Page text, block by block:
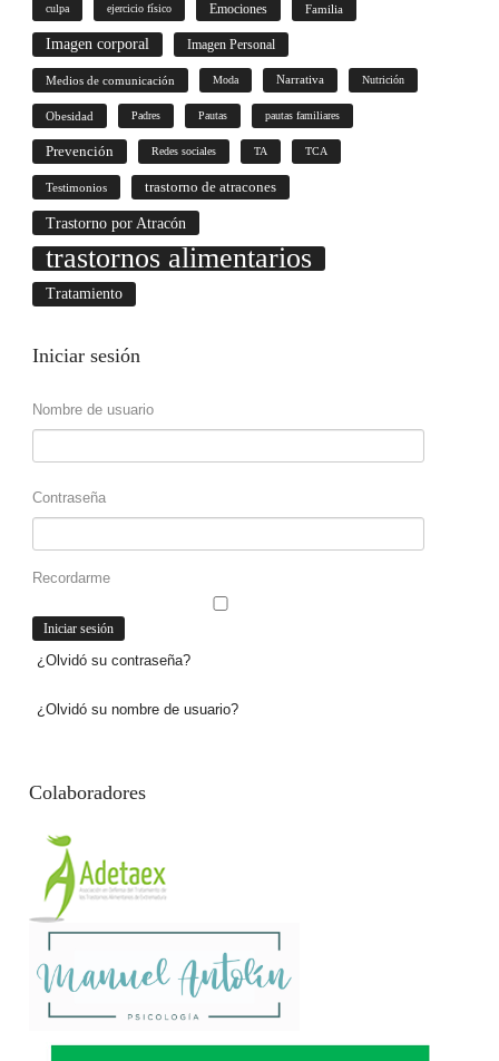
culpa ejercicio físico Emociones Familia
Imagen corporal Imagen Personal
Medios de comunicación Moda Narrativa Nutrición
Obesidad Padres Pautas pautas familiares
Prevención Redes sociales TA TCA
Testimonios trastorno de atracones
Trastorno por Atracón
trastornos alimentarios
Tratamiento
Iniciar sesión
Nombre de usuario
Contraseña
Recordarme
¿Olvidó su contraseña?
¿Olvidó su nombre de usuario?
Colaboradores